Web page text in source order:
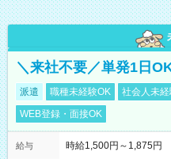
＼来社不要／単発1日
派遣 職種未経験OK 社会人未
WEB登録・面接OK
給与 時給1,500円～1,875円